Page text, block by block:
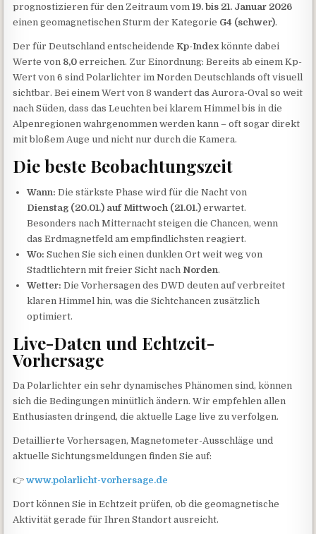
prognostizieren für den Zeitraum vom 19. bis 21. Januar 2026
einen geomagnetischen Sturm der Kategorie G4 (schwer).
Der für Deutschland entscheidende Kp-Index könnte dabei
Werte von 8,0 erreichen. Zur Einordnung: Bereits ab einem Kp-
Wert von 6 sind Polarlichter im Norden Deutschlands oft visuell
sichtbar. Bei einem Wert von 8 wandert das Aurora-Oval so weit
nach Süden, dass das Leuchten bei klarem Himmel bis in die
Alpenregionen wahrgenommen werden kann – oft sogar direkt
mit bloßem Auge und nicht nur durch die Kamera.
Die beste Beobachtungszeit
Wann: Die stärkste Phase wird für die Nacht von
Dienstag (20.01.) auf Mittwoch (21.01.) erwartet.
Besonders nach Mitternacht steigen die Chancen, wenn
das Erdmagnetfeld am empfindlichsten reagiert.
Wo: Suchen Sie sich einen dunklen Ort weit weg von
Stadtlichtern mit freier Sicht nach Norden.
Wetter: Die Vorhersagen des DWD deuten auf verbreitet
klaren Himmel hin, was die Sichtchancen zusätzlich
optimiert.
Live-Daten und Echtzeit-
Vorhersage
Da Polarlichter ein sehr dynamisches Phänomen sind, können
sich die Bedingungen minütlich ändern. Wir empfehlen allen
Enthusiasten dringend, die aktuelle Lage live zu verfolgen.
Detaillierte Vorhersagen, Magnetometer-Ausschläge und
aktuelle Sichtungsmeldungen finden Sie auf:
👉 www.polarlicht-vorhersage.de
Dort können Sie in Echtzeit prüfen, ob die geomagnetische
Aktivität gerade für Ihren Standort ausreicht.